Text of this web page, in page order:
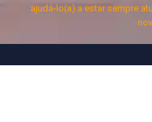
ajudá-lo(a) a estar sempre